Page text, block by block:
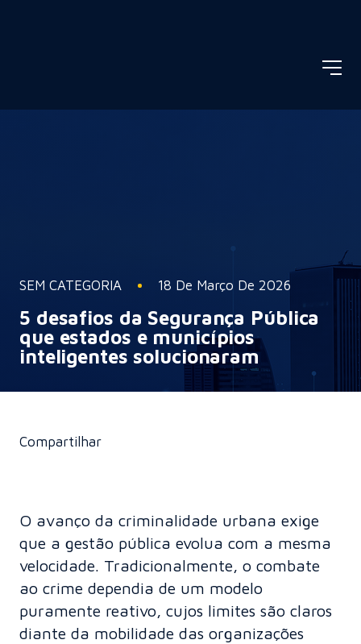
SEM CATEGORIA 18 De Março De 2026
5 desafios da Segurança Pública
que estados e municípios
inteligentes solucionaram
Compartilhar
O avanço da criminalidade urbana exige
que a gestão pública evolua com a mesma
velocidade. Tradicionalmente, o combate
ao crime dependia de um modelo
puramente reativo, cujos limites são claros
diante da mobilidade das organizações